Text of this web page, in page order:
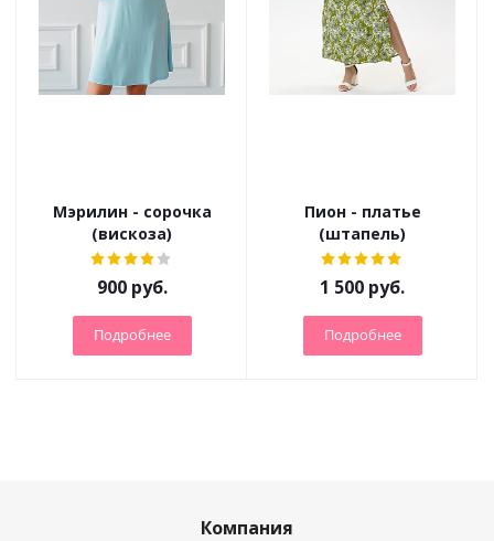
Мэрилин - сорочка
(вискоза)
900руб.
Подробнее
Пион - платье
(штапель)
1 500 руб.
Подробнее
Компания